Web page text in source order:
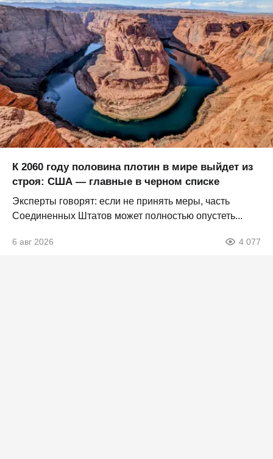
К 2060 году половина плотин в мире выйдет из
строя: США — главные в черном списке
Эксперты говорят: если не принять меры, часть
Соединенных Штатов может полностью опустеть...
6 авг 2026 4 077